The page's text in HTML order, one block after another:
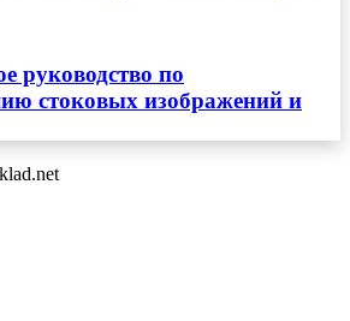
руководство по
стоковых изображений и